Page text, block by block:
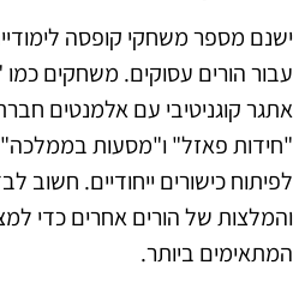
ישנם מספר משחקי קופסה
עבור הורים עסוקים. משחקים כמו
אתגר קוגניטיבי עם אלמנטים
"חידות פאזל" ו"מסעות בממלכה"
לפיתוח כישורים ייחודיים. חשוב
והמלצות של הורים אחרים כדי
המתאימים ביותר.